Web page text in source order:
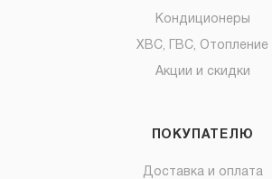
Кондиционеры
ХВС, ГВС, Отопление
Акции и скидки
ПОКУПАТЕЛЮ
Доставка и оплата